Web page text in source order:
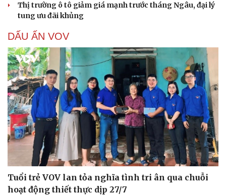
Thị trường ô tô giảm giá mạnh trước tháng Ngâu, đại lý
tung ưu đãi khủng
DẤU ẤN VOV
Tuổi trẻ VOV lan tỏa nghĩa tình tri ân qua chuỗi
hoạt động thiết thực dịp 27/7